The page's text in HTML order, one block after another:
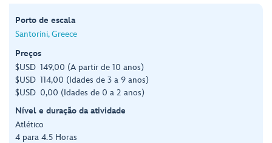
Porto de escala
Santorini, Greece
Preços
$USD 149,00 (A partir de 10 anos)
$USD 114,00 (Idades de 3 a 9 anos)
$USD 0,00 (Idades de 0 a 2 anos)
Nível e duração da atividade
Atlético
4 para 4.5 Horas